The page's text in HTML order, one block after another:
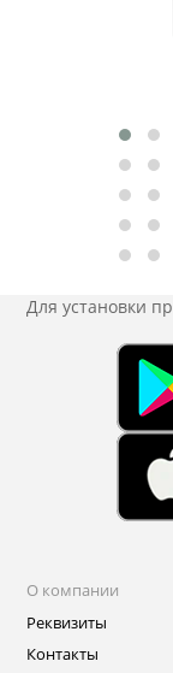
Для установки
О компании
Реквизиты
Контакты